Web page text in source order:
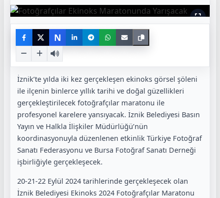
N
İznik’te yılda iki kez gerçekleşen ekinoks görsel şöleni
ile ilçenin binlerce yıllık tarihi ve doğal güzellikleri
gerçekleştirilecek fotoğrafçılar maratonu ile
profesyonel karelere yansıyacak. İznik Belediyesi Basın
Yayın ve Halkla İlişkiler Müdürlüğü’nün
koordinasyonuyla düzenlenen etkinlik Türkiye Fotoğraf
Sanatı Federasyonu ve Bursa Fotoğraf Sanatı Derneği
işbirliğiyle gerçekleşecek.
20-21-22 Eylül 2024 tarihlerinde gerçekleşecek olan
İznik Belediyesi Ekinoks 2024 Fotoğrafçılar Maratonu